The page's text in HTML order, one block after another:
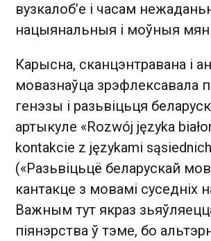
вузкалоб’е і часам
нацыянальныя і моўныя
Карысна, сканцэнтравана і
мовазнаўца зрэфлексавала
генэзы і разьвіцьця
артыкуле «Rozwój języka
kontakcie z językami
(«Разьвіцьцё беларускай
кантакце з мовамі суседніх
Важным тут якраз
піянэрства ў тэме, бо